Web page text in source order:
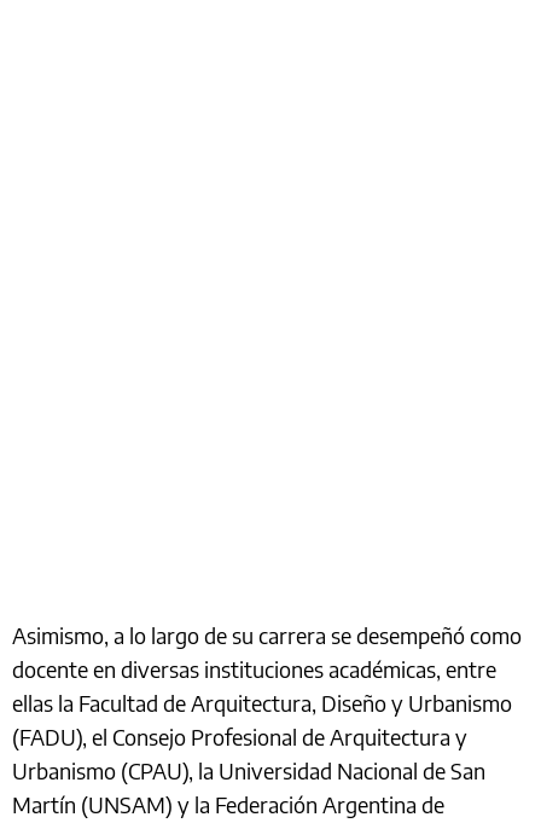
Asimismo, a lo largo de su carrera se desempeñó como
docente en diversas instituciones académicas, entre
ellas la Facultad de Arquitectura, Diseño y Urbanismo
(FADU), el Consejo Profesional de Arquitectura y
Urbanismo (CPAU), la Universidad Nacional de San
Martín (UNSAM) y la Federación Argentina de